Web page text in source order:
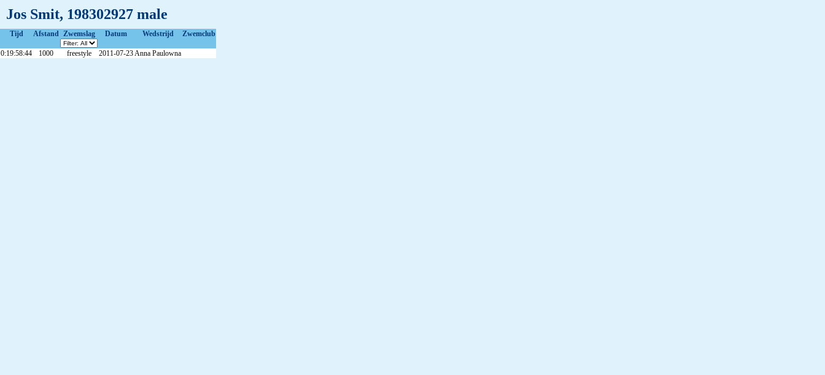
Jos Smit, 198302927 male
Tijd Afstand Zwemslag Datum Wedstrijd Zwemclub
0:19:58:44 1000 freestyle 2011-07-23Anna Paulowna